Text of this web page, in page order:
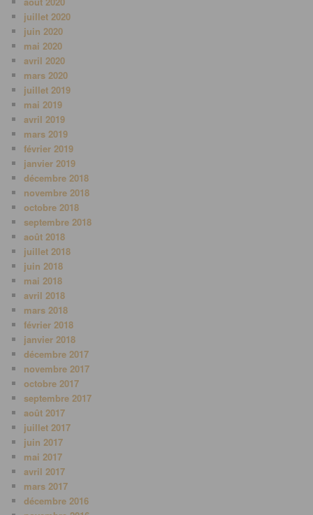
juillet 2020
juin 2020
mai 2020
avril 2020
mars 2020
juillet 2019
mai 2019
avril 2019
mars 2019
février 2019
janvier 2019
décembre 2018
novembre 2018
octobre 2018
septembre 2018
août 2018
juillet 2018
juin 2018
mai 2018
avril 2018
mars 2018
février 2018
janvier 2018
décembre 2017
novembre 2017
octobre 2017
septembre 2017
août 2017
juillet 2017
juin 2017
mai 2017
avril 2017
mars 2017
décembre 2016